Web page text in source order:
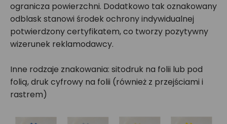
ogranicza powierzchni. Dodatkowo tak oznakowany
odblask stanowi środek ochrony indywidualnej
potwierdzony certyfikatem, co tworzy pozytywny
wizerunek reklamodawcy.
Inne rodzaje znakowania: sitodruk na folii lub pod
folią, druk cyfrowy na folii (również z przejściami i
rastrem)